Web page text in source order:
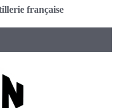
française